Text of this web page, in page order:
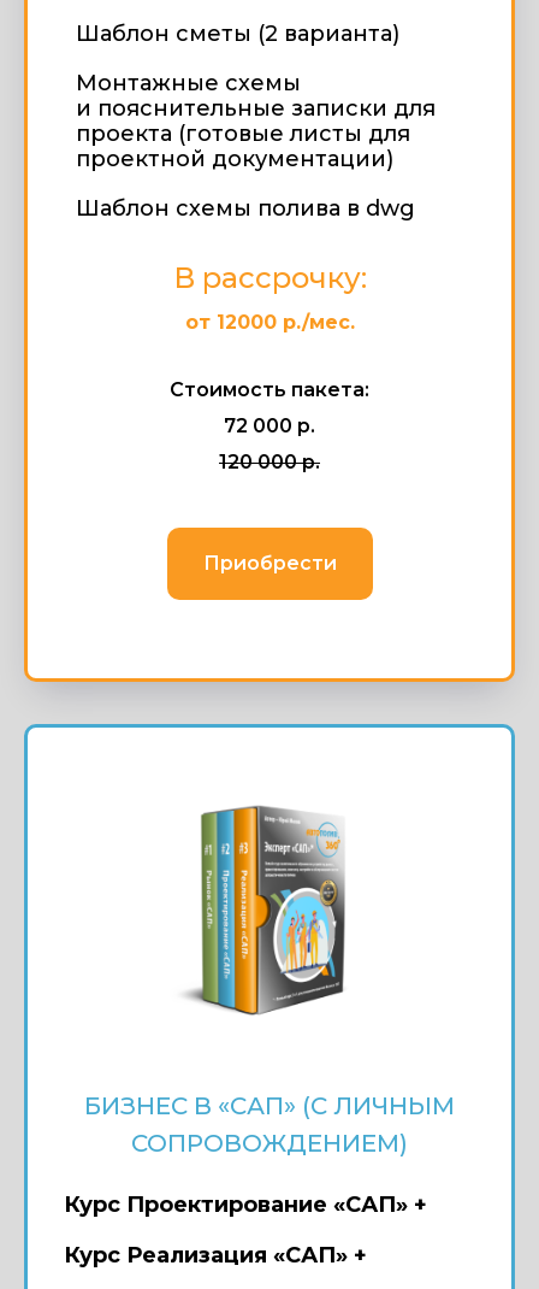
Шаблон сметы (2 варианта)
Монтажные схемы
и пояснительные записки для
проекта (готовые листы для
проектной документации)
Шаблон схемы полива в dwg
В рассрочку:
от 12000 р./мес.
Стоимость пакета:
72 000 р.
120 000 р.
Приобрести
БИЗНЕС В «САП» (С ЛИЧНЫМ
СОПРОВОЖДЕНИЕМ)
Курс Проектирование «САП» +
Курс Реализация «САП» +